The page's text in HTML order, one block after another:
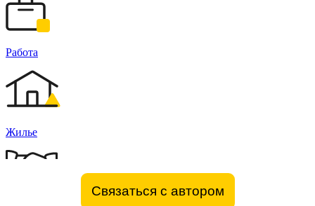
Связаться с автором
Работа
Жилье